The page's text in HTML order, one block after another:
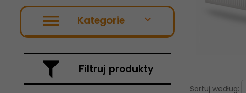
Kategorie
Filtruj produkty
Sortuj według: